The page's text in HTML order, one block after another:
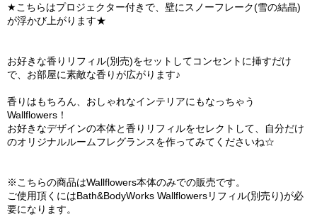
★こちらはプロジェクター付きで、壁にスノーフレーク(雪の結晶)
が浮かび上がります★
お好きな香りリフィル(別売)をセットしてコンセントに挿すだけ
で、お部屋に素敵な香りが広がります♪
香りはもちろん、おしゃれなインテリアにもなっちゃう
Wallflowers！
お好きなデザインの本体と香りリフィルをセレクトして、自分だけ
のオリジナルルームフレグランスを作ってみてくださいね☆
※こちらの商品はWallflowers本体のみでの販売です。
ご使用頂くにはBath&BodyWorks Wallflowersリフィル(別売り)が必
要になります。